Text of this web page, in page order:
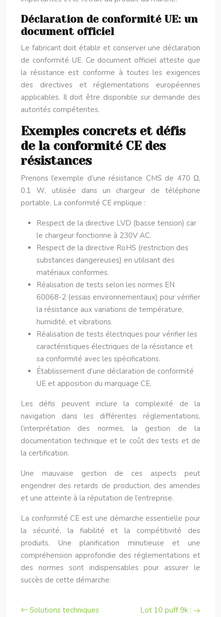
Déclaration de conformité UE: un
document officiel
Le fabricant doit établir et conserver une déclaration
de conformité UE. Ce document officiel atteste que
la résistance est conforme à toutes les exigences
des directives et réglementations européennes
applicables. Il doit être disponible sur demande des
autorités compétentes.
Exemples concrets et défis
de la conformité CE des
résistances
Prenons l’exemple d’une résistance CMS de 470 Ω,
0.1 W, utilisée dans un chargeur de téléphone
portable. La conformité CE implique :
Respect de la directive LVD (basse tension) car
le chargeur fonctionne à 230V AC.
Respect de la directive RoHS (restriction des
substances dangereuses) en utilisant des
matériaux conformes.
Réalisation de tests selon les normes EN
60068-2 (essais environnementaux) pour vérifier
la résistance aux variations de température,
humidité, et vibrations.
Réalisation de tests électriques pour vérifier les
caractéristiques électriques de la résistance et
sa conformité avec les spécifications.
Établissement d’une déclaration de conformité
UE et apposition du marquage CE.
Les défis peuvent inclure la complexité de la
navigation dans les différentes réglementations,
l’interprétation des normes, la gestion de la
documentation technique et le coût des tests et de
la certification.
Une mauvaise gestion de ces aspects peut
engendrer des retards de production, des amendes
et une atteinte à la réputation de l’entreprise.
La conformité CE est une démarche essentielle pour
la sécurité, la fiabilité et la compétitivité des
produits. Une planification minutieuse et une
compréhension approfondie des réglementations et
des normes sont indispensables pour assurer le
succès de cette démarche.
Solutions techniques
Lot 10 puff 9k :